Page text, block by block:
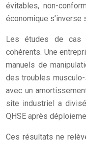
évitables, non-
économique s’inverse
Les études de cas
cohérents. Une
manuels de
des troubles
avec un
site industriel a
QHSE après
Ces résultats ne